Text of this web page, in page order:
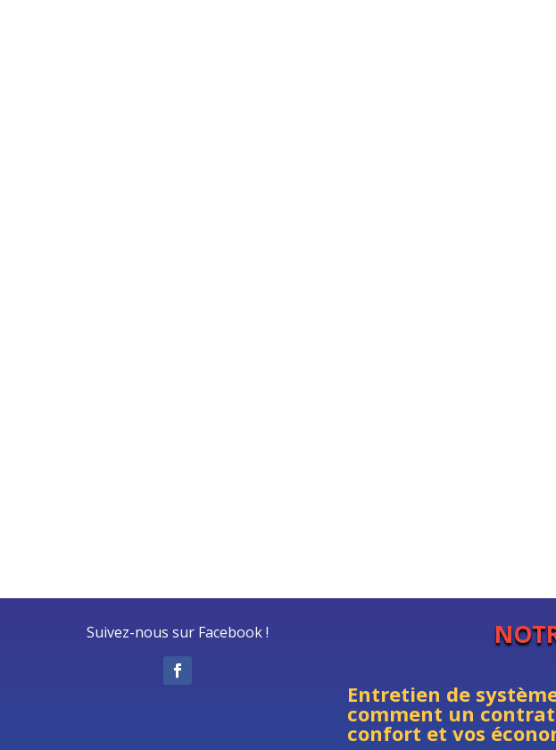
Suivez-nous sur Facebook !
Entretien de
comment un
confort et vos